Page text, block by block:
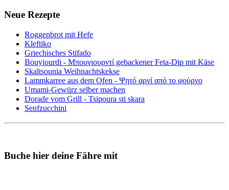
Neue Rezepte
Roggenbrot mit Hefe
Kleftiko
Griechisches Stifado
Bouyiourdi - Μπουγιουρντί gebackener Feta-Dip mit Käse
Skaltsounia Weihnachtskekse
Lammkarree aus dem Ofen - Ψητό αρνί από το φούρνο
Umami-Gewürz selber machen
Dorade vom Grill - Tsipoura sti skara
Senfzucchini
Buche hier deine Fähre mit